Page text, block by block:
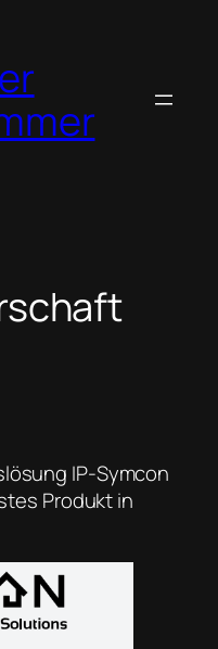
IP-Symcon
Produkt in